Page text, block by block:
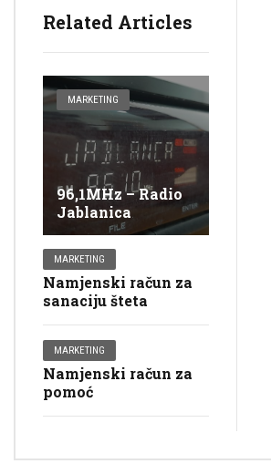
Related Articles
MARKETING
96,1MHz – Radio
Jablanica
MARKETING
Namjenski račun za
sanaciju šteta
MARKETING
Namjenski račun za
pomoć